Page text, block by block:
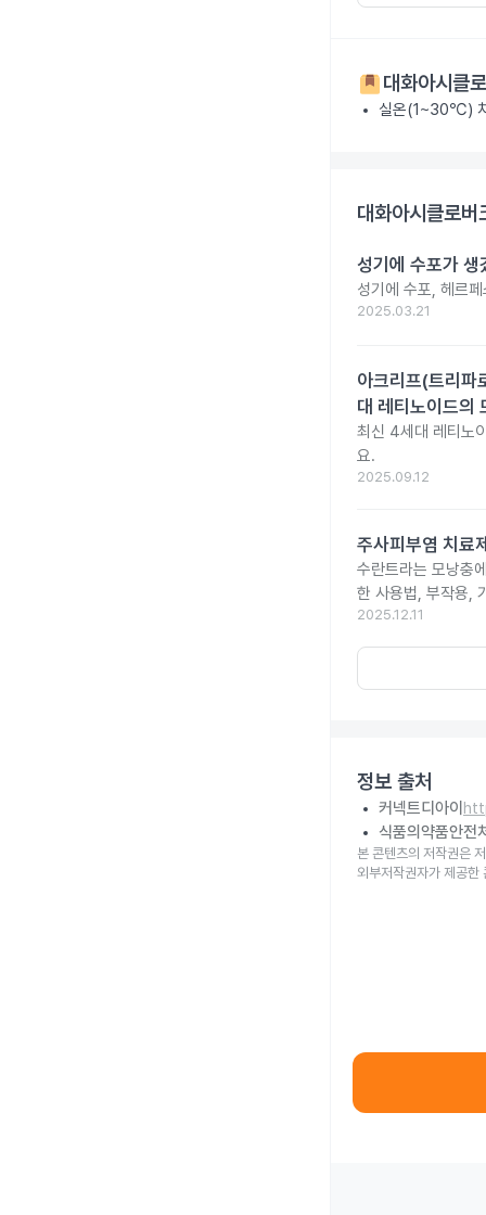
대화아시클
실온(1~30℃)
대화아시클로
성기에 수포가
성기에 수포, 헤르
2025.03.21
아크리프(트리파
대 레티노이드의
최신 4세대 레티노
요.
2025.09.12
주사피부염 치료
수란트라는 모낭충
한 사용법, 부작용,
2025.12.11
정보 출처
커넥트디아이
식품의약품안전
본 콘텐츠의 저작권은
외부저작권자가 제공한